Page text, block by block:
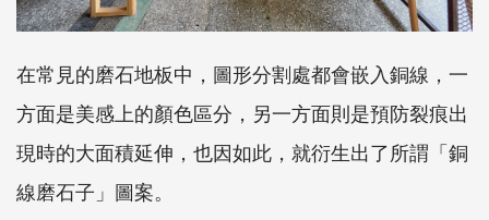
在常見的磨石地板中，圖形分割處都會嵌入銅線，一
方面是美感上的顏色區分，另一方面則是預防裂痕出
現時的大面積延伸，也因如此，就衍生出了所謂「銅
線磨石子」圖案。